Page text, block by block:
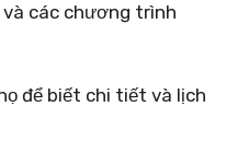
các chương trình
để biết chi tiết và lịch